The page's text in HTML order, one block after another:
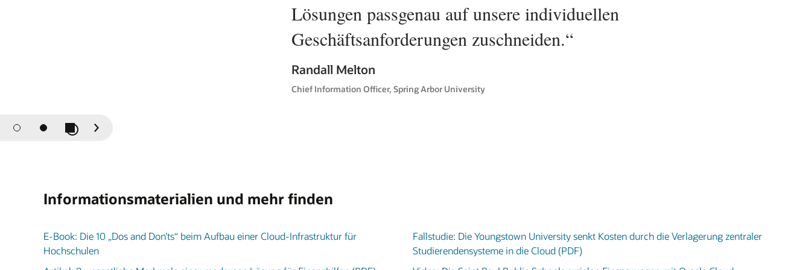
Darren Owsley
CTO, Gonzaga University
Diashow starten/anhalten
Informationsmaterialien und mehr finden
E-Book: Die 10 „Dos and Don’ts“ beim Aufbau einer Cloud-Infrastruktur für
Hochschulen
Fallstudie: Die Youngstown University senkt Kosten durch die Verlagerung zentraler
Studierendensysteme in die Cloud (PDF)